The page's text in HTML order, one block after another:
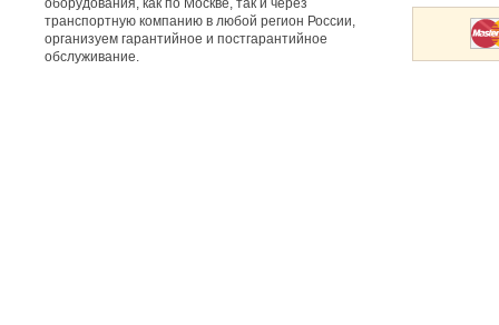
оборудования, как по Москве, так и через
транспортную компанию в любой регион России,
организуем гарантийное и постгарантийное
обслуживание.